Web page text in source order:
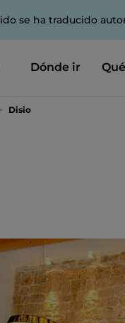
se ha traducido
Dónde ir
Disio